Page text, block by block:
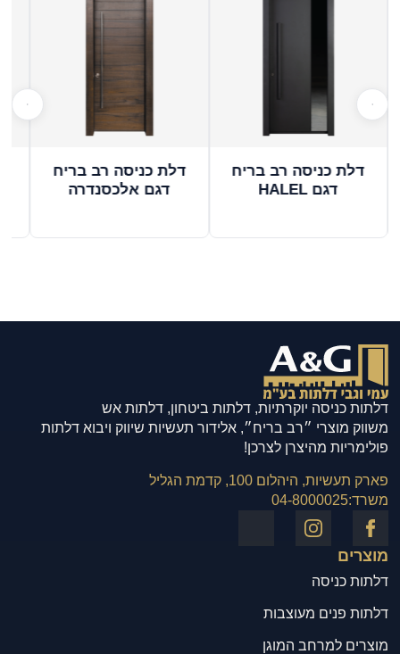
דלת כניסה רב בריח
דגם HALEL
דלת כניסה רב בריח
דגם אלכסנדרה
דלתות כניסה יוקרתיות, דלתות ביטחון, דלתות אש
משווק מוצרי ״רב בריח״, אלידור תעשיות שיווק ויבוא דלתות
פולימריות מהיצרן לצרכן!
פארק תעשיות, היהלום 100, קדמת הגליל
משרד:04-8000025
מוצרים
דלתות כניסה
דלתות פנים מעוצבות
מוצרים למרחב המוגן